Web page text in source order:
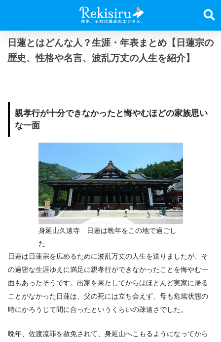
日蓮とはどんな人？生涯・年表まとめ【日蓮宗の
歴史、性格や名言、波乱万丈の人生を紹介】
親孝行が十分できなかったと悔やむほどの家族思い
な一面
身延山久遠寺 日蓮は晩年をこの地で過ごし
た
日蓮は日蓮宗を広めるために波乱万丈の人生を送りましたが、そ
の過密な生涯ゆえに満足に親孝行ができなかったことを悔やむ一
面もあったそうです。出家を果たしてからはほとんど実家に帰る
ことがなかった日蓮は、父の死には立ち会えず、母も危篤状態の
時にかろうじて間に合ったというくらいの疎遠さでした。
晩年、佐渡流罪を赦免されて、身延山へこもるようになってから